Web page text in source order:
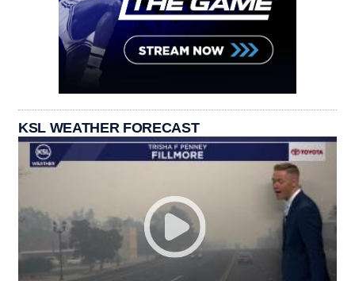
KSL WEATHER FORECAST